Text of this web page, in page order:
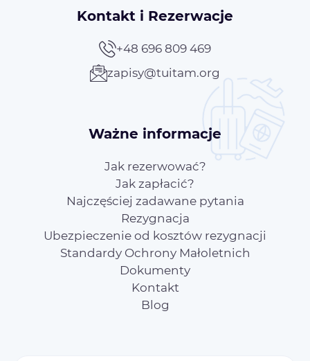
Kontakt i Rezerwacje
+48 696 809 469
zapisy@tuitam.org
Ważne informacje
Jak rezerwować?
Jak zapłacić?
Najczęściej zadawane pytania
Rezygnacja
Ubezpieczenie od kosztów rezygnacji
Standardy Ochrony Małoletnich
Dokumenty
Kontakt
Blog